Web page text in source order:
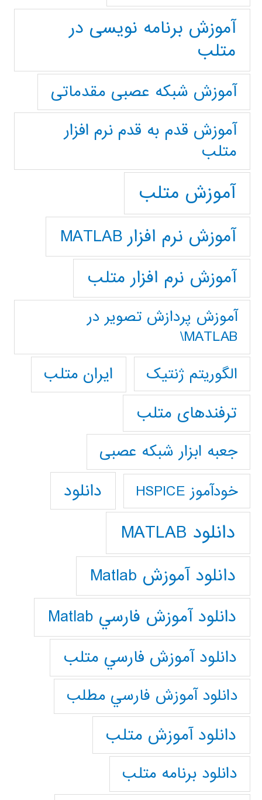
آموزش برنامه نویسی در
متلب
آموزش شبکه عصبی مقدماتی
آموزش قدم به قدم نرم افزار
متلب
آموزش متلب
آموزش نرم افزار MATLAB
آموزش نرم افزار متلب
آموزش پردازش تصوير در
MATLAB\
الگوریتم ژنتیک
ایران متلب
ترفندهای متلب
جعبه ابزار شبکه عصبی
خودآموز HSPICE دانلود
دانلود MATLAB
دانلود آموزش Matlab
دانلود آموزش فارسي Matlab
دانلود آموزش فارسي متلب
دانلود آموزش فارسي مطلب
دانلود آموزش متلب
دانلود برنامه متلب